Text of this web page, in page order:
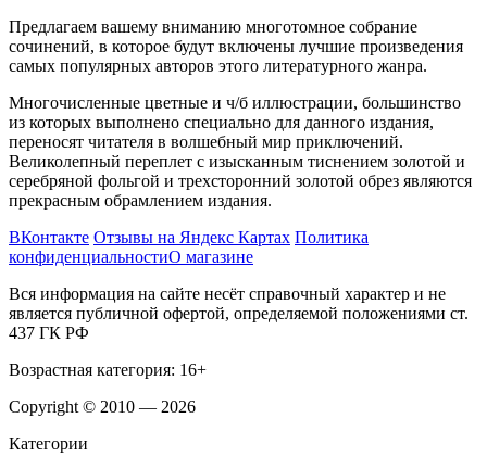
Предлагаем вашему вниманию многотомное собрание
сочинений, в которое будут включены лучшие произведения
самых популярных авторов этого литературного жанра.
Многочисленные цветные и ч/б иллюстрации, большинство
из которых выполнено специально для данного издания,
переносят читателя в волшебный мир приключений.
Великолепный переплет с изысканным тиснением золотой и
серебряной фольгой и трехсторонний золотой обрез являются
прекрасным обрамлением издания.
ВКонтакте Отзывы на Яндекс Картах Политика
конфиденциальностиО магазине
Вся информация на сайте несёт справочный характер и не
является публичной офертой, определяемой положениями ст.
437 ГК РФ
Возрастная категория: 16+
Copyright © 2010 — 2026
Категории